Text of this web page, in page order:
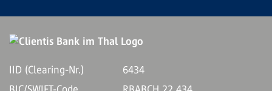
IID (Clearing-Nr.)
6434